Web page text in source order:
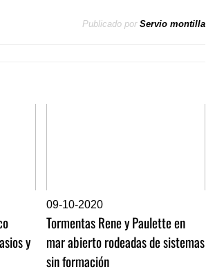
Publicado por Servio montilla
y
09-10-2020
Tormentas Rene y Paulette en
mar abierto rodeadas de sistemas
sin formación